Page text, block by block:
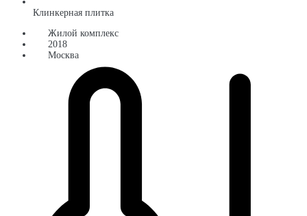
Клинкерная плитка
Жилой комплекс
2018
Москва